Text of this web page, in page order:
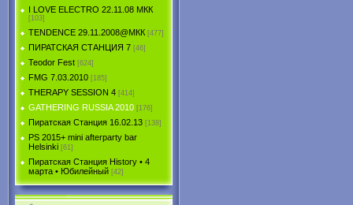
I LOVE ELECTRO 22.11.08 МКК
[103]
TENDЕNCE 29.11.2008@МКК [477]
ПИРАТСКАЯ СТАНЦИЯ 7 [46]
Teodor Fest [624]
FMG 7.03.2010 [185]
THERAPY SESSION 4 [414]
GATHERING RUSSIA 2010 [176]
Пиратская Станция 16.02.13 [138]
PS 2015+ mini afterparty bar
Helsinki [61]
Пиратская Станция History • 4
марта • Юбилейный [42]